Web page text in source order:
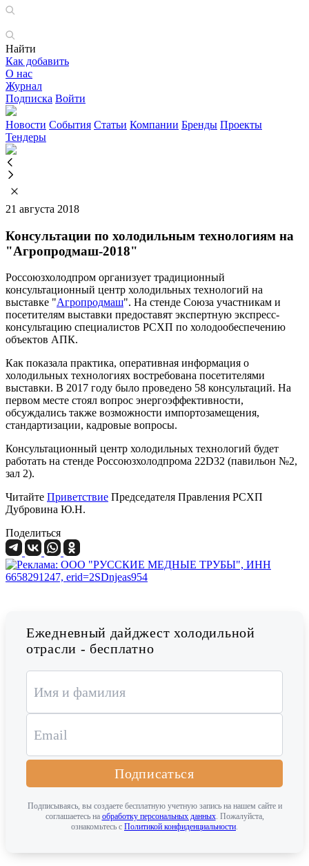
Найти
Как добавить
О нас
Журнал
Подписка Войти
Новости События Статьи Компании Бренды Проекты
Тендеры
21 августа 2018
Консультации по холодильным технологиям на
"Агропродмаш-2018"
Россоюзхолодпром организует традиционный
консультационный центр холодильных технологий на
выставке "Агропродмаш". На стенде Союза участникам и
посетителям выставки предоставят экспертную экспресс-
консультацию специалистов РСХП по холодообеспечению
объектов АПК.
Как показала практика, оперативная информация о
холодильных технологиях востребована посетителями
выставки. В 2017 году было проведено 58 консультаций. На
первом месте стоял вопрос энергоэффективности,
обсуждались также возможности импортозамещения,
стандартизации, кадровые вопросы.
Консультационный центр холодильных технологий будет
работать на стенде Россоюзхолодпрома 22D32 (павильон №2,
зал 2).
Читайте Приветствие Председателя Правления РСХП
Дубровина Ю.Н.
Поделиться
Ежедневный дайджест холодильной
отрасли - бесплатно
Подписаться
Подписываясь, вы создаете бесплатную учетную запись на нашем сайте и
соглашаетесь на обработку персональных данных. Пожалуйста,
ознакомьтесь с Политикой конфиденциальности.